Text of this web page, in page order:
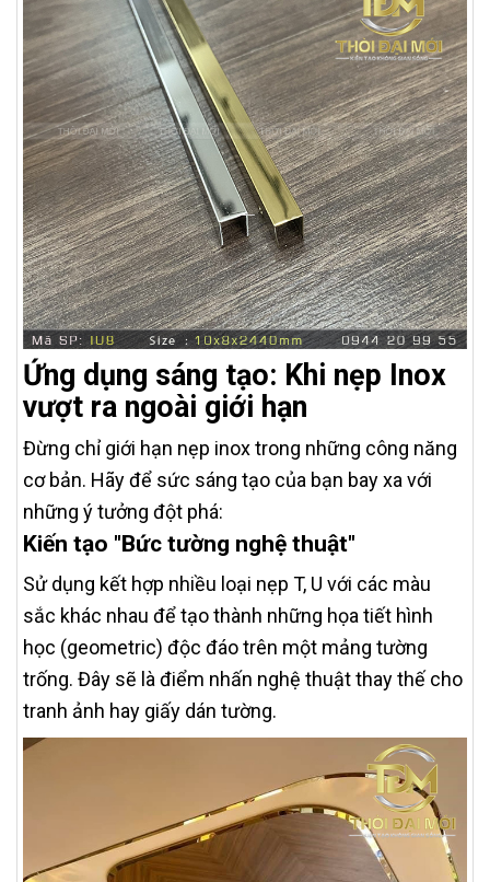
Ứng dụng sáng tạo: Khi nẹp Inox
vượt ra ngoài giới hạn
Đừng chỉ giới hạn nẹp inox trong những công năng
cơ bản. Hãy để sức sáng tạo của bạn bay xa với
những ý tưởng đột phá:
Kiến tạo "Bức tường nghệ thuật"
Sử dụng kết hợp nhiều loại nẹp T, U với các màu
sắc khác nhau để tạo thành những họa tiết hình
học (geometric) độc đáo trên một mảng tường
trống. Đây sẽ là điểm nhấn nghệ thuật thay thế cho
tranh ảnh hay giấy dán tường.